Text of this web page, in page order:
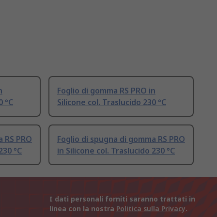
°C
Foglio di gomma RS PRO in
Silicone col. Traslucido 230 °C
PRO
°C
Foglio di spugna di gomma RS PRO
in Silicone col. Traslucido 230 °C
I dati personali forniti saranno trattati in
linea con la nostra Politica sulla Privacy.